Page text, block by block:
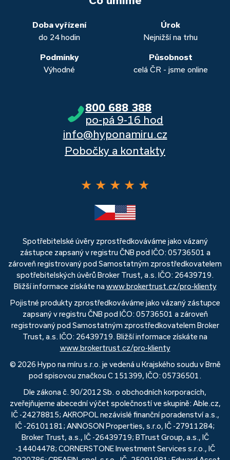
banka, Moneta a Raiffeisenbank.
Doba vyřízení
do 24 hodin
Úrok
Nejnižší na trhu
Podmínky
Výhodné
Působnost
celá ČR - jsme online
800 688 388
po-pá 9-16 hod
info@hyponamiru.cz
Pobočky a kontakty
★ ★ ★ ★ ★
Spotřebitelské úvěry zprostředkováváme jako vázaný
zástupce zapsaný v registru ČNB pod IČO: 05736501 a
zároveň registrovaný pod Samostatným zprostředkovatelem
spotřebitelských úvěrů Broker Trust, a.s. IČO: 26439719.
Bližší informace získáte na www.brokertrust.cz/pro-klienty
Pojistné produkty zprostředkováváme jako vázaný zástupce
zapsaný v registru ČNB pod IČO: 05736501 a zároveň
registrovaný pod Samostatným zprostředkovatelem Broker
Trust, a.s. IČO: 26439719. Bližší informace získáte na
www.brokertrust.cz/pro-klienty
© 2026 Hypo na míru s.r.o. je vedená u Krajského soudu v Brně
pod spisovou značkou C 151399, IČO: 05736501.
Dle zákona č. 90/2012 Sb. o obchodních korporacích,
zveřejňujeme abecední výčet společností ve skupině: Able.cz,
IČ -24278815; AKROPOL nezávislé finanční poradenství a.s.,
IČ -26101181; ANNOSON Properties, s.r.o, IČ -27911284;
Broker Trust, a.s., IČ -26439719; BTrust Group, a.s., IČ
-14404478; CORNERSTONE Investment Services s.r.o., IČ